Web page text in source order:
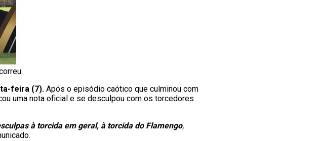
feira (7). Após o episódio caótico que culminou com
uma nota oficial e se desculpou com os torcedores
à torcida em geral, à torcida do Flamengo,